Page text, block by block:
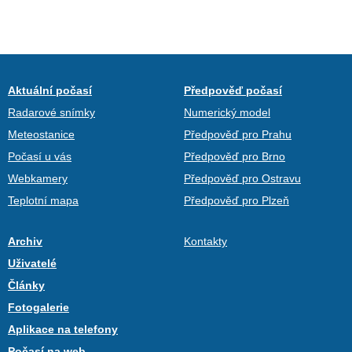
Aktuální počasí
Radarové snímky
Meteostanice
Počasí u vás
Webkamery
Teplotní mapa
Předpověď počasí
Numerický model
Předpověď pro Prahu
Předpověď pro Brno
Předpověď pro Ostravu
Předpověď pro Plzeň
Archiv
Uživatelé
Články
Fotogalerie
Aplikace na telefony
Kontakty